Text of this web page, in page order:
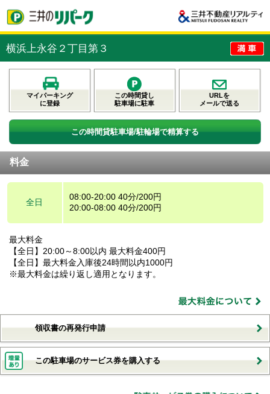
横浜上永谷２丁目第３
マイパーキング
に登録
この時間貸し
駐車場に駐車
URLを
メールで送る
この時間貸駐車場/駐輪場で精算する
料金
全日
08:00-20:00 40分/200円
20:00-08:00 40分/200円
最大料金
【全日】20:00～8:00以内 最大料金400円
【全日】最大料金入庫後24時間以内1000円
※最大料金は繰り返し適用となります。
領収書の再発行申請
この駐車場のサービス券を購入する